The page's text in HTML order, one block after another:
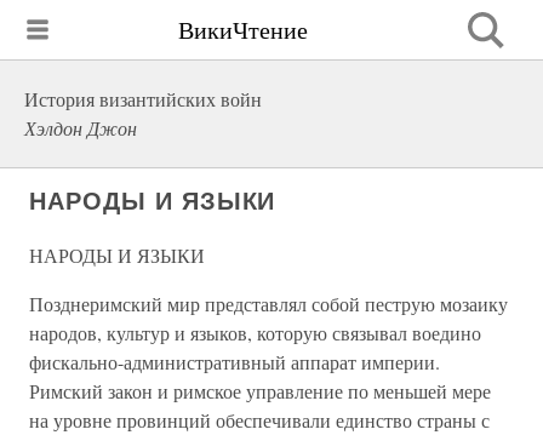
ВикиЧтение
История византийских войн
Хэлдон Джон
НАРОДЫ И ЯЗЫКИ
НАРОДЫ И ЯЗЫКИ
Позднеримский мир представлял собой пеструю мозаику
народов, культур и языков, которую связывал воедино
фискально-административный аппарат империи.
Римский закон и римское управление по меньшей мере
на уровне провинций обеспечивали единство страны с